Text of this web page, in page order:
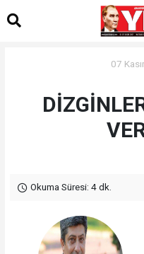
07
Okuma Süresi: 4 dk.